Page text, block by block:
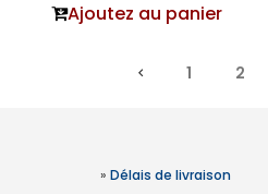
Ajoutez au panier
1 2
» Délais de livraison